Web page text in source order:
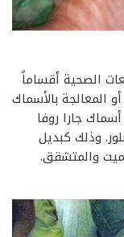
الصحية أقساماً
المعالجة بالأسماك
جارا روفا
وذلك كبديل
والمتشقق.